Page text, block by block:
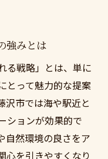
強みとは
る戦略」とは、単に
とって魅力的な提案
沢市では海や駅近と
ションが効果的で
自然環境の良さをア
心を引きやすくなり